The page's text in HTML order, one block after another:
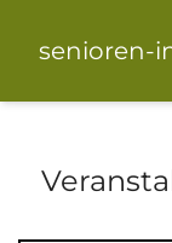
senioren-